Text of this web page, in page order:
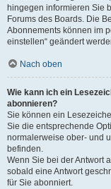
hingegen informieren Sie
Forums des Boards. Die
Abonnements können im
einstellen“ geändert
Nach oben
Wie kann ich ein
abonnieren?
Sie können ein
Sie die entsprechende
normalerweise ober- und
befinden.
Wenn Sie bei der Antwort
sobald eine Antwort
für Sie abonniert.